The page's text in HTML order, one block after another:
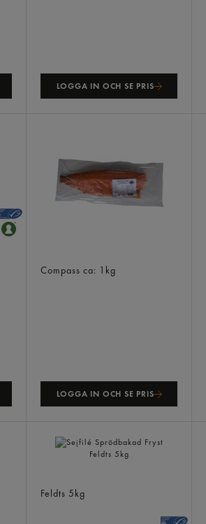
LOGGA IN OCH SE PRIS
Compass ca: 1kg
LOGGA IN OCH SE PRIS
Feldts 5kg